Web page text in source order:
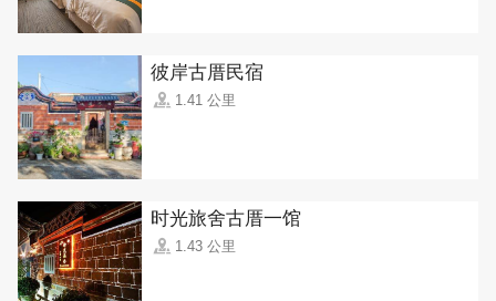
彼岸古厝民宿
1.41 公里
时光旅舍古厝一馆
1.43 公里